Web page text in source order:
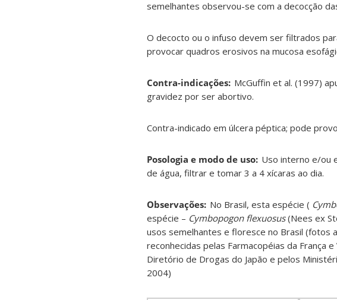
semelhantes observou-se com a decocção
O decocto ou o infuso devem ser filtrados
provocar quadros erosivos na mucosa
Contra-indicações: McGuffin et al. (1997)
gravidez por ser abortivo.
Contra-indicado em úlcera péptica; pode
Posologia e modo de uso: Uso interno e/ou
de água, filtrar e tomar 3 a 4 xícaras ao dia.
Observações: No Brasil, esta espécie (
espécie – Cymbopogon flexuosus(Nees ex
usos semelhantes e floresce no Brasil (fotos
reconhecidas pelas Farmacopéias da França
Diretório de Drogas do Japão e pelos
2004)